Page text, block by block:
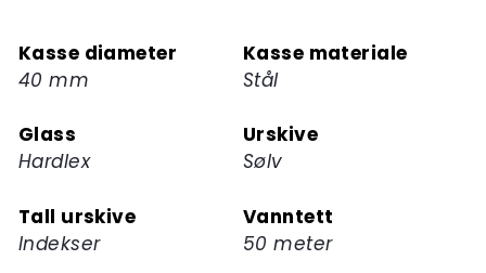
ventelisten
for
produktet
Kasse diameter
40 mm
Kasse materiale
Stål
Glass
Hardlex
Urskive
Sølv
Tall urskive
Indekser
Vanntett
50 meter